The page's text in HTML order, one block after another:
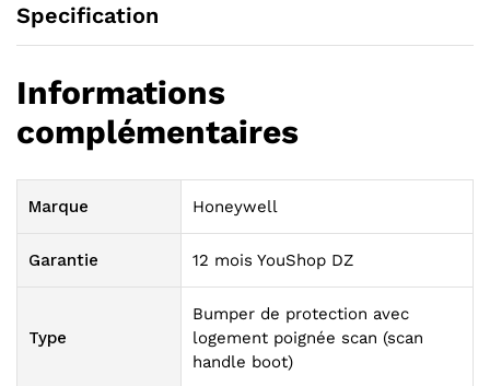
Specification
Informations
complémentaires
Marque Honeywell
Garantie 12 mois YouShop DZ
Type
Bumper de protection avec
logement poignée scan (scan
handle boot)